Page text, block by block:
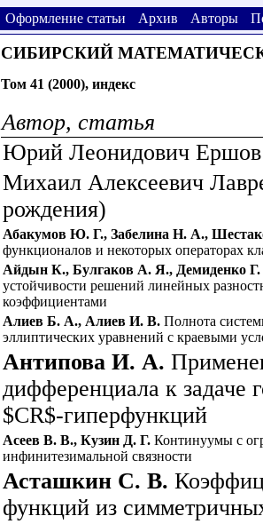
Оформление статьи Архив Авторы
СИБИРСКИЙ
Том 41 (2000), индекс
Автор, статья
Юрий Леонидович Ершов
Михаил Алексеевич
рождения)
Абакумов Ю. Г., Забелина Н. А.,
функционалов и некоторых операторах
Айдын К., Булгаков А. Я., Демиденко
устойчивости решений линейных
коэффициентами
Алиев Б. А., Алиев И. В. Полнота
эллиптических уравнений с краевыми
Антипова И. А.
дифференциала к задаче
$CR$-гиперфункций
Асеев В. В., Кузин Д. Г. Континуумы с
инфинитезимальной связности
Асташкин С. В.
функций из